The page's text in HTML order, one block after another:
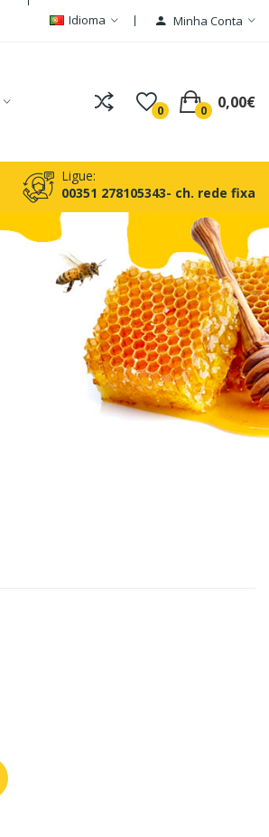
Idioma Minha Conta
0 0 0,00€
Ligue:
00351 278105343- ch. rede fixa